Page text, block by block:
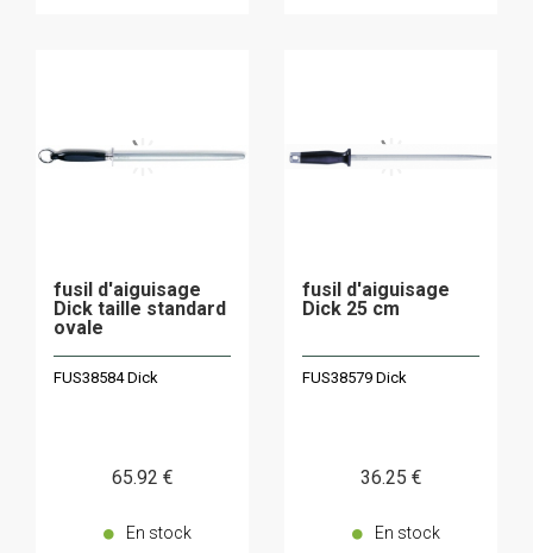
fusil d'aiguisage
Dick taille standard
ovale
FUS38584 Dick
65.92 €
En stock
fusil d'aiguisage
Dick 25 cm
FUS38579 Dick
36.25 €
En stock